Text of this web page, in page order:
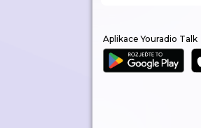
Aplikace Youradio Talk